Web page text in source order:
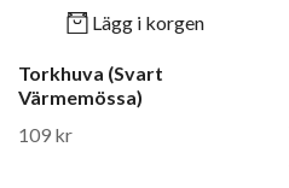
Lägg i korgen
Torkhuva (Svart
Värmemössa)
109 kr